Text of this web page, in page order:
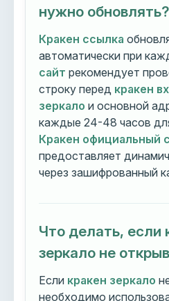
нужно обновлять?
Кракен ссылка
автоматически при
сайт рекомендует
строку перед кракен
зеркало и основной
каждые 24-48 часов
Кракен официальный
предоставляет
через зашифрованный
Что делать, если
зеркало не
Если кракен зеркало
необходимо